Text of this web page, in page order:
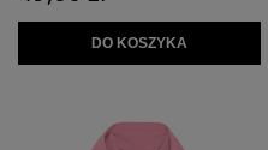
DO KOSZYKA